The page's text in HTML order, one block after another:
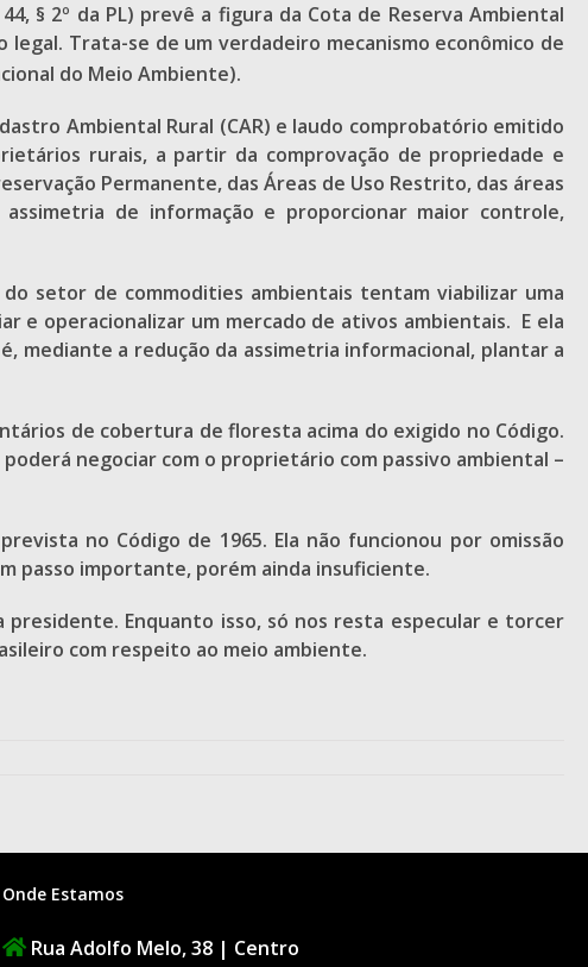
§ 2º da PL) prevê a figura da Cota de Reserva Ambiental
legal. Trata-se de um verdadeiro mecanismo econômico de
do Meio Ambiente).
Ambiental Rural (CAR) e laudo comprobatório emitido
rurais, a partir da comprovação de propriedade e
Permanente, das Áreas de Uso Restrito, das áreas
de informação e proporcionar maior controle,
setor de commodities ambientais tentam viabilizar uma
e operacionalizar um mercado de ativos ambientais. E ela
mediante a redução da assimetria informacional, plantar a
de cobertura de floresta acima do exigido no Código.
negociar com o proprietário com passivo ambiental –
no Código de 1965. Ela não funcionou por omissão
passo importante, porém ainda insuficiente.
presidente. Enquanto isso, só nos resta especular e torcer
com respeito ao meio ambiente.
Onde Estamos
Rua Adolfo Melo, 38 | Centro